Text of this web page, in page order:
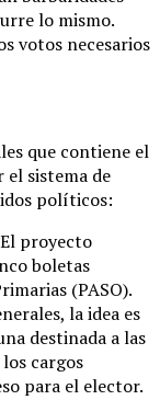
lo mismo.
votos necesarios
que contiene el
sistema de
políticos:
El proyecto
boletas
(PASO).
la idea es
destinada a las
cargos
para el elector.